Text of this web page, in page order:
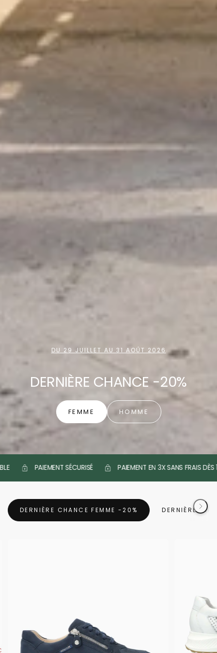
DU 29 JUILLET AU 31 AOÛT 2026
DERNIÈRE CHANCE -20%
FEMME HOMME
PAIEMENT SÉCURISÉ PAIEMENT EN 3X SANS FRAIS DÈS 100€
DERNIÈRE CHANCE FEMME -20% DERNIÈRE